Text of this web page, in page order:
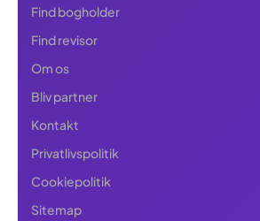
Find bogholder
Find revisor
Om os
Bliv partner
Kontakt
Privatlivspolitik
Cookiepolitik
Sitemap